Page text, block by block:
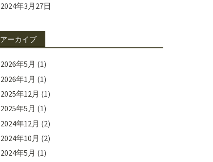
2024年3月27日
アーカイブ
2026年5月 (1)
2026年1月 (1)
2025年12月 (1)
2025年5月 (1)
2024年12月 (2)
2024年10月 (2)
2024年5月 (1)